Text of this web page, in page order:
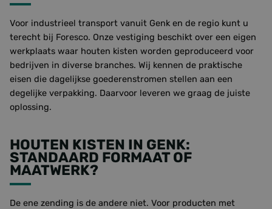
Voor industrieel transport vanuit Genk en de regio kunt u
terecht bij Foresco. Onze vestiging beschikt over een eigen
werkplaats waar houten kisten worden geproduceerd voor
bedrijven in diverse branches. Wij kennen de praktische
eisen die dagelijkse goederenstromen stellen aan een
degelijke verpakking. Daarvoor leveren we graag de juiste
oplossing.
HOUTEN KISTEN IN GENK:
STANDAARD FORMAAT OF
MAATWERK?
De ene zending is de andere niet. Voor producten met